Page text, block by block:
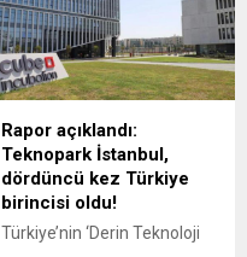
Rapor açıklandı:
Teknopark İstanbul,
dördüncü kez Türkiye
birincisi oldu!
Türkiye’nin ‘Derin Teknoloji